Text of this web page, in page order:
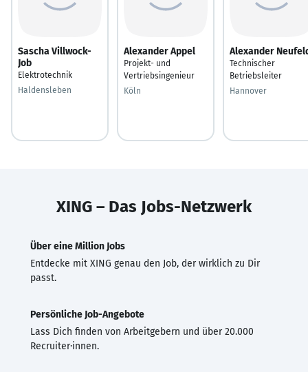
Sascha Villwock-
Job
Elektrotechnik
Haldensleben
Alexander Appel
Projekt- und
Vertriebsingenieur
Köln
Alexander
Technischer
Betriebsleiter
Hannover
XING – Das Jobs-Netzwerk
Über eine Million Jobs
Entdecke mit XING genau den Job, der wirklich zu Dir
passt.
Persönliche Job-Angebote
Lass Dich finden von Arbeitgebern und über 20.000
Recruiter·innen.